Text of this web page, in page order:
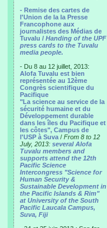
- Remise des cartes de
l'Union de la la Presse
Francophone aux
journalistes des Médias de
Tuvalu / Handing of the UPF
press cards to the Tuvalu
media people.
- Du 8 au 12 juillet, 2013:
Alofa Tuvalu est bien
représentée au 12ème
Congrès scientifique du
Pacifique
"La science au service de la
sécurité humaine et du
Développement durable
dans les îles du Pacifique et
les côtes", Campus de
l'USP à Suva / From 8 to 12
July, 2013: several Alofa
Tuvalu members and
supports attend the 12th
Pacific Science
Intercongress "Science for
Human Security &
Sustainable Development in
the Pacific Islands & Rim"
at University of the South
Pacific Laucala Campus,
Suva, Fiji